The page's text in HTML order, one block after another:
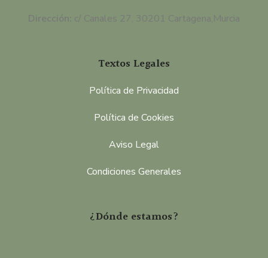
Dirección: c/ Canales 27, 30201 Cartagena,Murcia
Textos Legales
Política de Privacidad
Política de Cookies
Aviso Legal
Condiciones Generales
¿Dónde estamos?